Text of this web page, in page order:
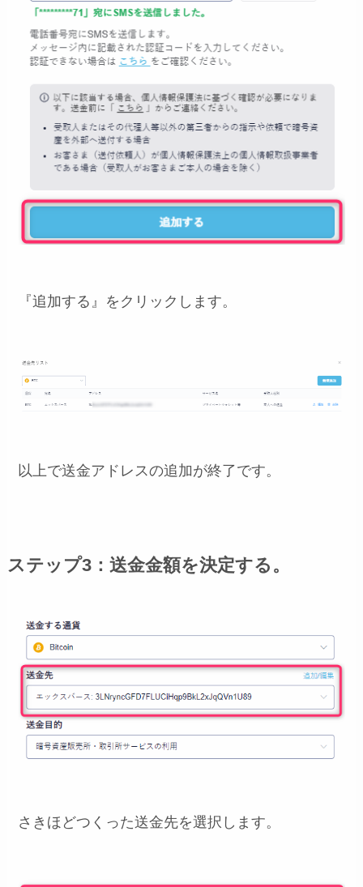
『追加する』をクリックします。
以上で送金アドレスの追加が終了です。
ステップ3：送金金額を決定する。
さきほどつくった送金先を選択します。